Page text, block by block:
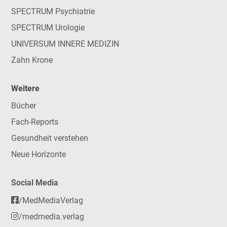
SPECTRUM Psychiatrie
SPECTRUM Urologie
UNIVERSUM INNERE MEDIZIN
Zahn Krone
Weitere
Bücher
Fach-Reports
Gesundheit verstehen
Neue Horizonte
Social Media
/MedMediaVerlag
/medmedia.verlag